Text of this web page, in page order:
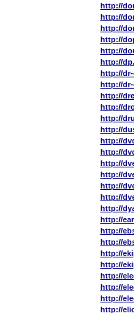
http://
http://
http://
http://
http://
http://
http://
http://
http://
http://
http://
http://
http://
http://
http://
http://
http://
http://
http://
http://
http://
http://
http://
http://
http://
http://
http://
http://